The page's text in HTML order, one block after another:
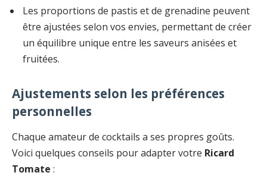
Les proportions de pastis et de grenadine peuvent
être ajustées selon vos envies, permettant de créer
un équilibre unique entre les saveurs anisées et
fruitées.
Ajustements selon les préférences
personnelles
Chaque amateur de cocktails a ses propres goûts.
Voici quelques conseils pour adapter votre Ricard
Tomate :